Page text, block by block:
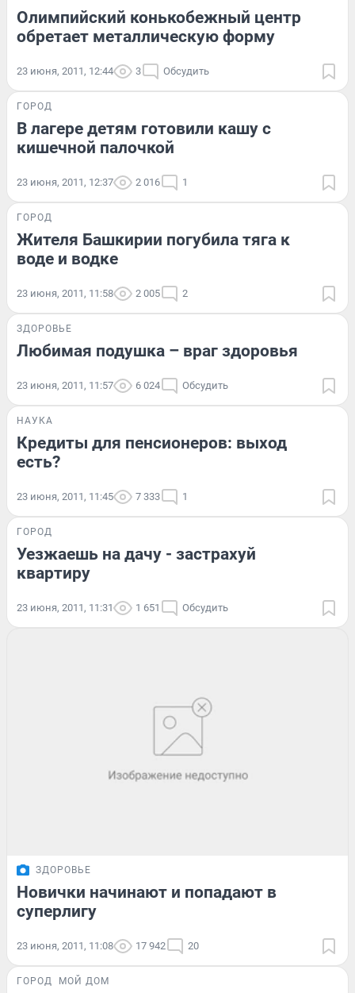
Олимпийский конькобежный центр
обретает металлическую форму
23 июня, 2011, 12:44 3 Обсудить
ГОРОД
В лагере детям готовили кашу с
кишечной палочкой
23 июня, 2011, 12:37 2 016 1
ГОРОД
Жителя Башкирии погубила тяга к
воде и водке
23 июня, 2011, 11:58 2 005 2
ЗДОРОВЬЕ
Любимая подушка – враг здоровья
23 июня, 2011, 11:57 6 024 Обсудить
НАУКА
Кредиты для пенсионеров: выход
есть?
23 июня, 2011, 11:45 7 333 1
ГОРОД
Уезжаешь на дачу - застрахуй
квартиру
23 июня, 2011, 11:31 1 651 Обсудить
ЗДОРОВЬЕ
Новички начинают и попадают в
суперлигу
23 июня, 2011, 11:08 17 942 20
ГОРОД МОЙ ДОМ